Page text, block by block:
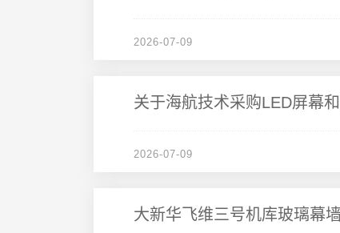
2026-07-09
关于海航技术采购LED屏幕
2026-07-09
大新华飞维三号机库玻璃幕